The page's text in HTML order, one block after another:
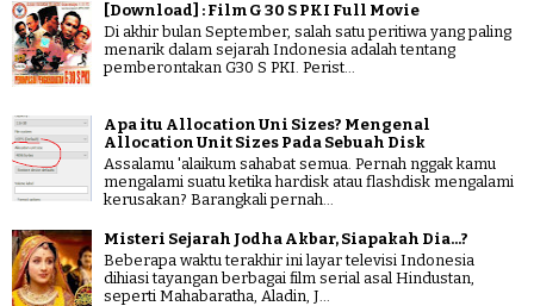
[Download] : Film G 30 S PKI Full Movie
Di akhir bulan September, salah satu peritiwa yang paling
menarik dalam sejarah Indonesia adalah tentang
pemberontakan G30 S PKI. Perist...
Apa itu Allocation Uni Sizes? Mengenal
Allocation Unit Sizes Pada Sebuah Disk
Assalamu 'alaikum sahabat semua. Pernah nggak kamu
mengalami suatu ketika hardisk atau flashdisk mengalami
kerusakan? Barangkali pernah...
Misteri Sejarah Jodha Akbar, Siapakah Dia...?
Beberapa waktu terakhir ini layar televisi Indonesia
dihiasi tayangan berbagai film serial asal Hindustan,
seperti Mahabaratha, Aladin, J...